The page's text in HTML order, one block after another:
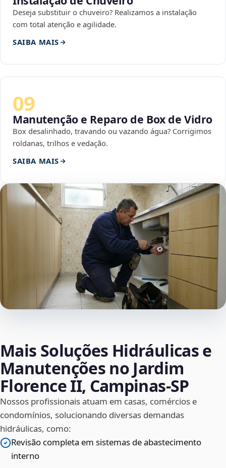
Deseja substituir o chuveiro? Realizamos a instalação
com total atenção e agilidade.
SAIBA MAIS
09
Manutenção e Reparo de Box de Vidro
Box desalinhado, travando ou vazando água? Corrigimos
roldanas, trilhos e vedação.
SAIBA MAIS
Mais Soluções Hidráulicas e
Manutenções no Jardim
Florence II, Campinas‑SP
Nossos profissionais atuam em casas, comércios e
condomínios, solucionando diversas demandas
hidráulicas, como:
Revisão completa em sistemas de abastecimento
interno